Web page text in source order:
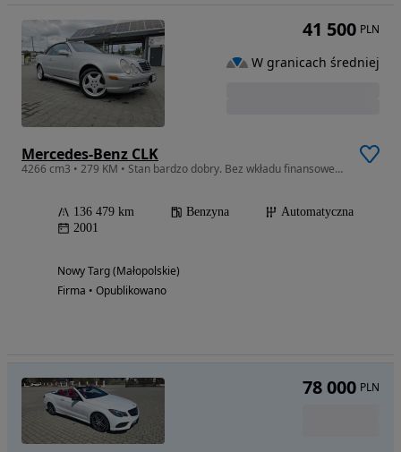
Mercedes-Benz CLK
4266 cm3 • 279 KM • Stan bardzo dobry. Bez wkładu finansowego.
136 479 km Benzyna
Automatyczna
2001
Nowy Targ (Małopolskie)
Firma • Opublikowano
41 500 PLN
W granicach średniej
78 000 PLN